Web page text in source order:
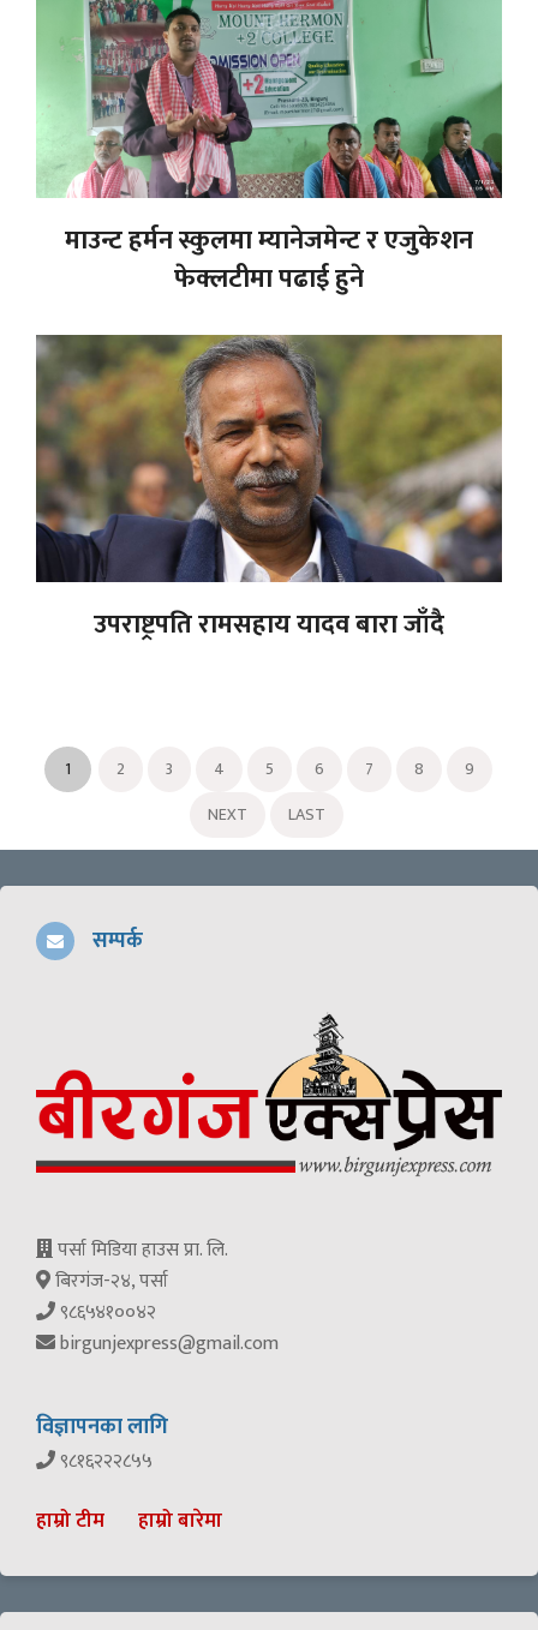
माउन्ट हर्मन स्कुलमा म्यानेजमेन्ट र एजुकेशन
फेक्लटीमा पढाई हुने
उपराष्ट्रपति रामसहाय यादव बारा जाँदै
1 2 3 4 5 6 7 8
9
NEXT
LAST
सम्पर्क
पर्सा मिडिया हाउस प्रा. लि.
बिरगंज-२४, पर्सा
९८६५४१००४२
birgunjexpress@gmail.com
विज्ञापनका लागि
९८१६२२२८५५
हाम्रो टीम हाम्रो बारेमा